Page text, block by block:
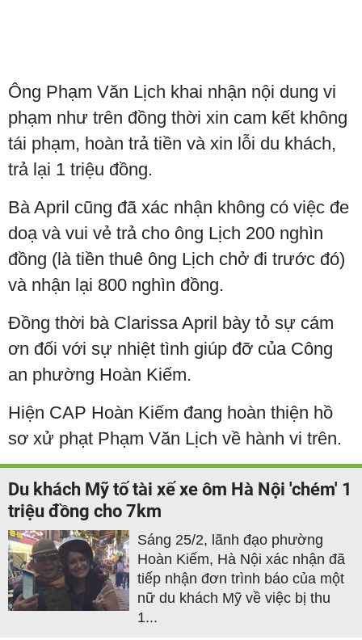
Ông Phạm Văn Lịch khai nhận nội dung vi
phạm như trên đồng thời xin cam kết không
tái phạm, hoàn trả tiền và xin lỗi du khách,
trả lại 1 triệu đồng.
Bà April cũng đã xác nhận không có việc đe
doạ và vui vẻ trả cho ông Lịch 200 nghìn
đồng (là tiền thuê ông Lịch chở đi trước đó)
và nhận lại 800 nghìn đồng.
Đồng thời bà Clarissa April bày tỏ sự cám
ơn đối với sự nhiệt tình giúp đỡ của Công
an phường Hoàn Kiếm.
Hiện CAP Hoàn Kiếm đang hoàn thiện hồ
sơ xử phạt Phạm Văn Lịch về hành vi trên.
Du khách Mỹ tố tài xế xe ôm Hà Nội 'chém' 1
triệu đồng cho 7km
Sáng 25/2, lãnh đạo phường
Hoàn Kiếm, Hà Nội xác nhận đã
tiếp nhận đơn trình báo của một
nữ du khách Mỹ về việc bị thu
1...